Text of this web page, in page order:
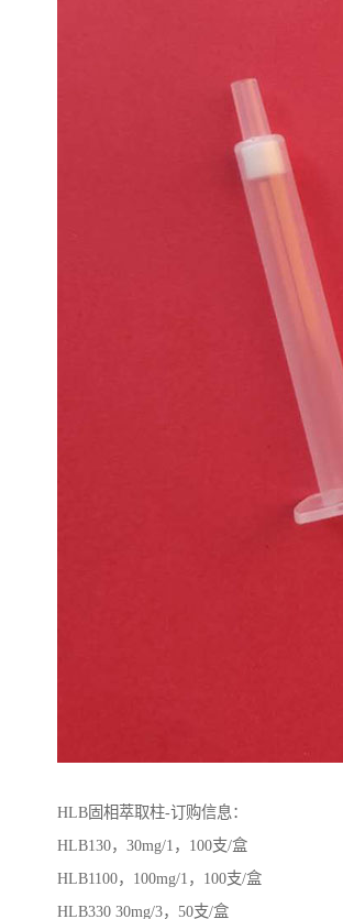
HLB固相萃取柱-订购信息：
HLB130，30mg/1，100支/盒
HLB1100，100mg/1，100支/盒
HLB330 30mg/3，50支/盒